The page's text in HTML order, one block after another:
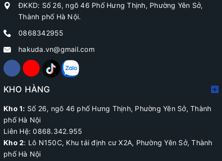
ĐKKD: Số 26, ngõ 46 Phố Hưng Thịnh, Phường Yên Sở,
Thành phố Hà Nội.
0868342955
hakuda.vn@gmail.com
KHO HÀNG
Kho 1: Số 26, ngõ 46 phố Hưng Thịnh, Phường Yên Sở, Thành
phố Hà Nội
Liên Hệ: 0868.342.955
Kho 2: Lô N150C, Khu tái định cư X2A, Phường Yên Sở, Thành
phố Hà Nội